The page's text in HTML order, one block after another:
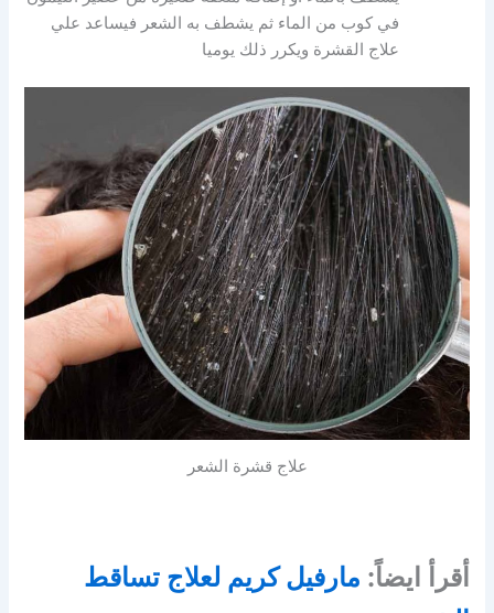
في كوب من الماء ثم يشطف به الشعر فيساعد علي
علاج القشرة ويكرر ذلك يوميا
علاج قشرة الشعر
أقرأ ايضاً: مارفيل كريم لعلاج تساقط